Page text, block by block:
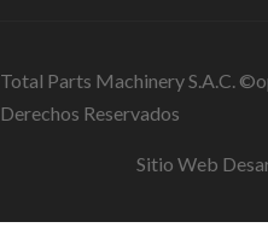
Total Parts Machinery S.A.C.
Derechos Reservados
Sitio Web